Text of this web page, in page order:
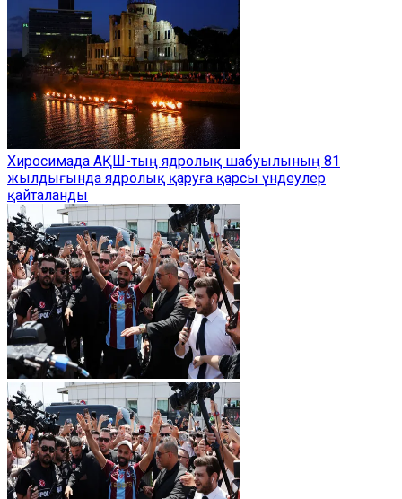
Хиросимада АҚШ-тың ядролық шабуылының 81
жылдығында ядролық қаруға қарсы үндеулер
қайталанды